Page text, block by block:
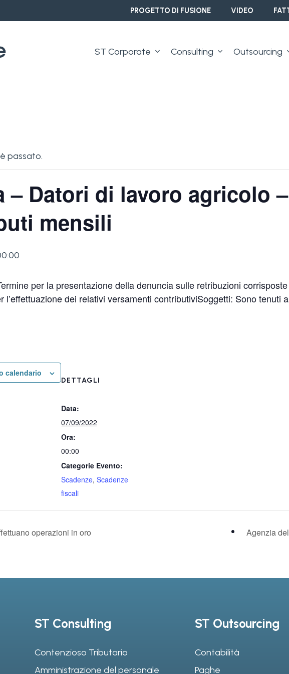
PROGETTO DI FUSIONE VIDEO
ST Corporate Consulting Outsourcing
passato.
– Datori di lavoro agricolo
mensili
per la presentazione della denuncia sulle retribuzioni
l’effettuazione dei relativi versamenti contributiviSoggetti: Sono tenuti
calendario
DETTAGLI
Data:
07/09/2022
Ora:
00:00
Categorie Evento:
Scadenze, Scadenze
fiscali
operazioni in oro Agenzia
ST Consulting
Contenzioso Tributario
Amministrazione del personale
ST Outsourcing
Contabilità
Paghe